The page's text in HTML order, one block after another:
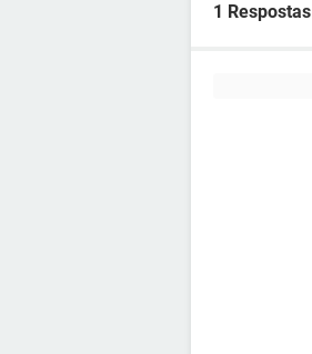
1 Respostas